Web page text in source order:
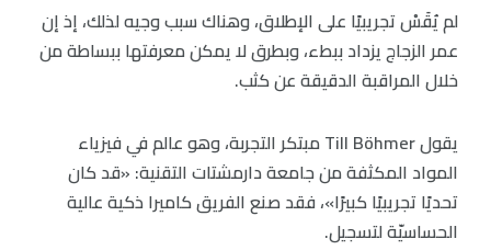
لم يُقَسْ تجريبيًا على الإطلاق، وهناك سبب وجيه لذلك، إذ إن
عمر الزجاج يزداد ببطء، وبطرق لا يمكن معرفتها ببساطة من
خلال المراقبة الدقيقة عن كثب.
يقول Till Böhmer مبتكر التجربة، وهو عالم في فيزياء
المواد المكثفة من جامعة دارمشتات التقنية: «قد كان
تحديًا تجريبيًا كبيرًا»، فقد صنع الفريق كاميرا ذكية عالية
الحساسيّة لتسجيل.